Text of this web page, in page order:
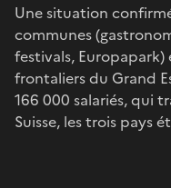
Une situation
communes
festivals,
frontaliers du Grand
166 000 salariés, qui
Suisse, les trois pays